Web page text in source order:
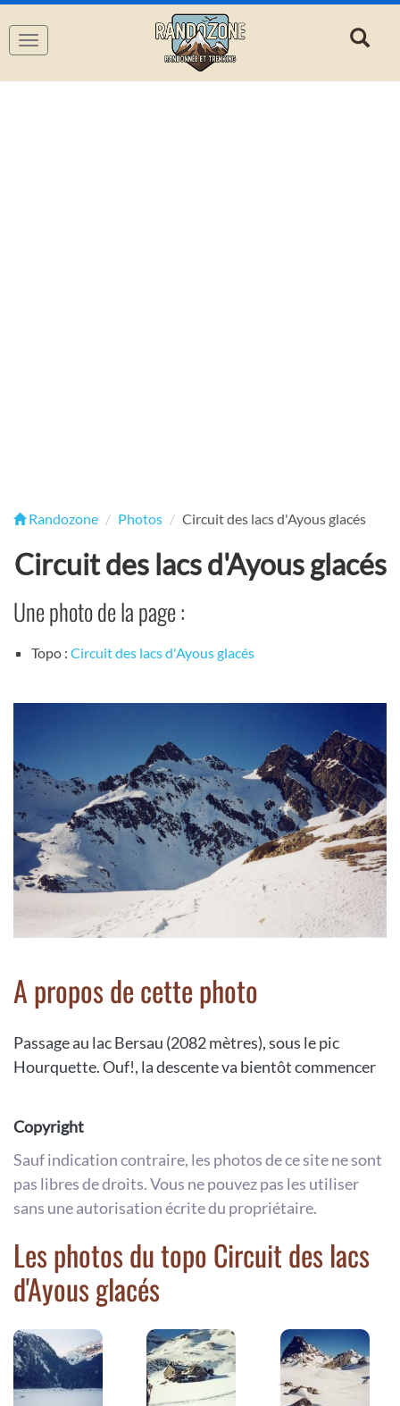
Navigation
Randozone Photos Circuit des lacs d'Ayous glacés
Circuit des lacs d'Ayous glacés
Une photo de la page :
Topo : Circuit des lacs d'Ayous glacés
A propos de cette photo
Passage au lac Bersau (2082 mètres), sous le pic
Hourquette. Ouf!, la descente va bientôt commencer
Copyright
Sauf indication contraire, les photos de ce site ne sont
pas libres de droits. Vous ne pouvez pas les utiliser
sans une autorisation écrite du propriétaire.
Les photos du topo Circuit des lacs
d'Ayous glacés